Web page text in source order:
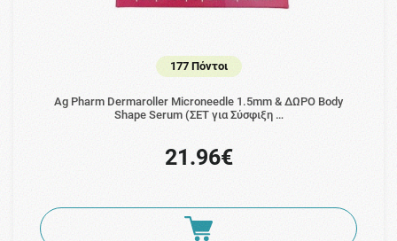
177 Πόντοι
Ag Pharm Dermaroller Microneedle 1.5mm & ΔΩΡΟ Body
Shape Serum (ΣΕΤ για Σύσφιξη …
21.96€